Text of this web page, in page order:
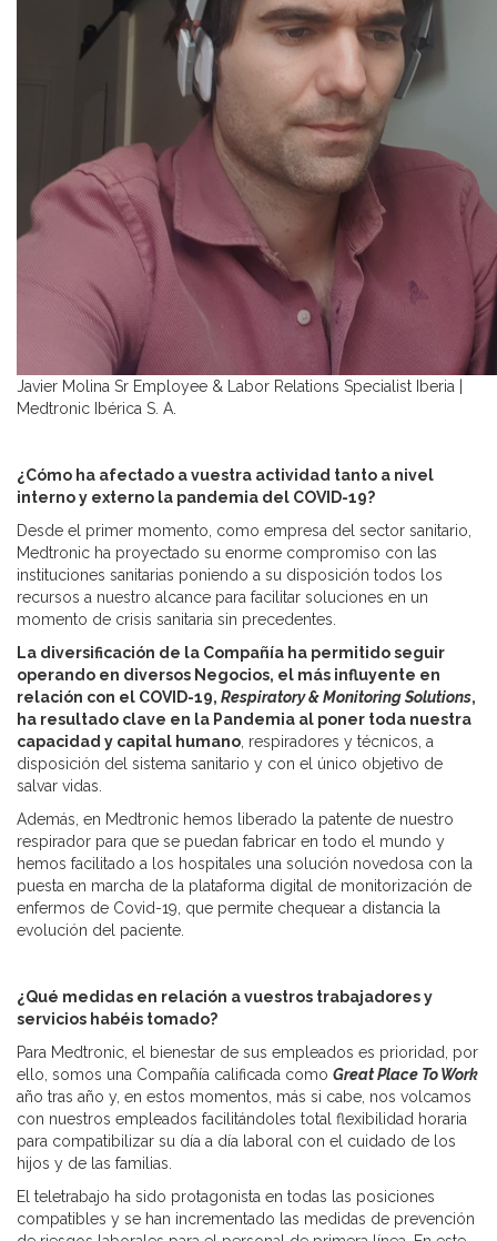
Javier Molina Sr Employee & Labor Relations Specialist Iberia |
Medtronic Ibérica S. A.
¿Cómo ha afectado a vuestra actividad tanto a nivel
interno y externo la pandemia del COVID-19?
Desde el primer momento, como empresa del sector sanitario,
Medtronic ha proyectado su enorme compromiso con las
instituciones sanitarias poniendo a su disposición todos los
recursos a nuestro alcance para facilitar soluciones en un
momento de crisis sanitaria sin precedentes.
La diversificación de la Compañía ha permitido seguir
operando en diversos Negocios, el más influyente en
relación con el COVID-19, Respiratory & Monitoring Solutions,
ha resultado clave en la Pandemia al poner toda nuestra
capacidad y capital humano , respiradores y técnicos, a
disposición del sistema sanitario y con el único objetivo de
salvar vidas.
Además, en Medtronic hemos liberado la patente de nuestro
respirador para que se puedan fabricar en todo el mundo y
hemos facilitado a los hospitales una solución novedosa con la
puesta en marcha de la plataforma digital de monitorización de
enfermos de Covid-19, que permite chequear a distancia la
evolución del paciente.
¿Qué medidas en relación a vuestros trabajadores y
servicios habéis tomado?
Para Medtronic, el bienestar de sus empleados es prioridad, por
ello, somos una Compañía calificada como Great Place To Work
año tras año y, en estos momentos, más si cabe, nos volcamos
con nuestros empleados facilitándoles total flexibilidad horaria
para compatibilizar su día a día laboral con el cuidado de los
hijos y de las familias.
El teletrabajo ha sido protagonista en todas las posiciones
compatibles y se han incrementado las medidas de prevención